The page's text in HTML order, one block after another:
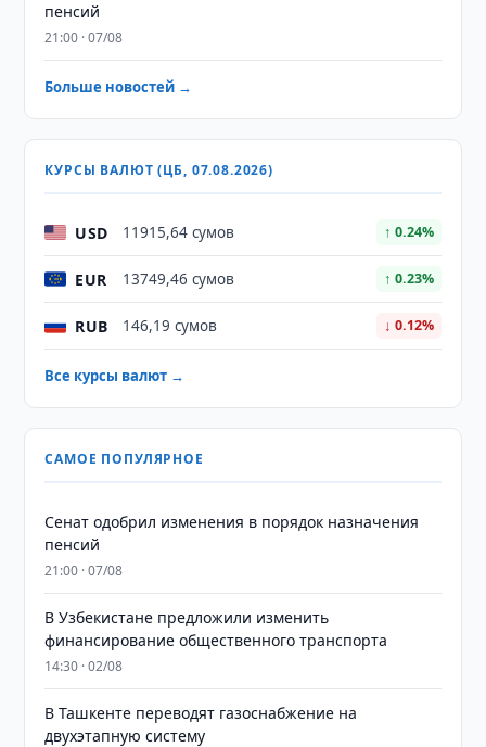
пенсий
21:00 · 07/08
Больше новостей →
КУРСЫ ВАЛЮТ (ЦБ, 07.08.2026)
USD 11915,64 сумов ↑ 0.24%
EUR 13749,46 сумов ↑ 0.23%
RUB 146,19 сумов ↓ 0.12%
Все курсы валют →
САМОЕ ПОПУЛЯРНОЕ
Сенат одобрил изменения в порядок назначения
пенсий
21:00 · 07/08
В Узбекистане предложили изменить
финансирование общественного транспорта
14:30 · 02/08
В Ташкенте переводят газоснабжение на
двухэтапную систему